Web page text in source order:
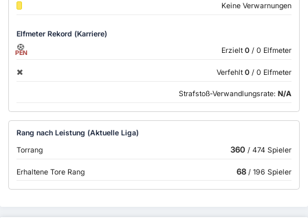
Keine Verwarnungen
Elfmeter Rekord (Karriere)
PEN Erzielt 0 / 0 Elfmeter
Verfehlt 0 / 0 Elfmeter
Strafstoß-Verwandlungsrate: N/A
Rang nach Leistung (Aktuelle Liga)
Torrang
360 / 474 Spieler
Erhaltene Tore Rang 68/ 196 Spieler